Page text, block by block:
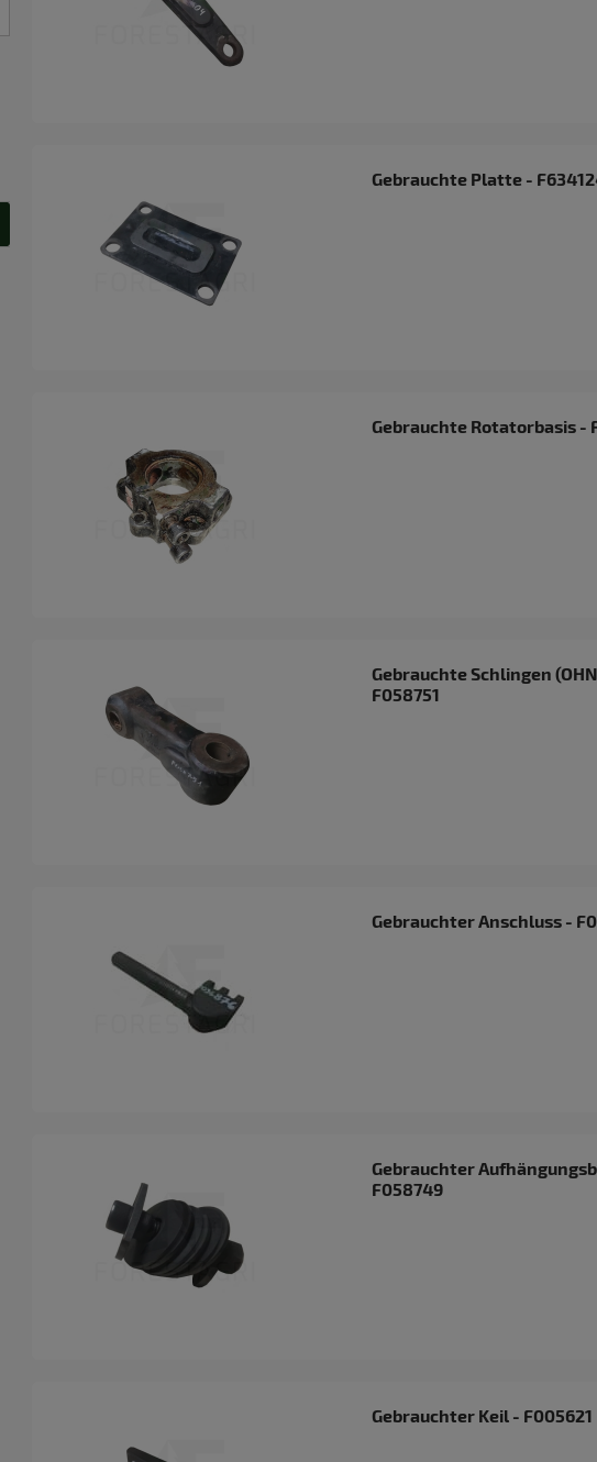
Gebrauchte Platte -
Gebrauchte Rotatorbasis -
Gebrauchte Schlingen
F058751
Gebrauchter Anschluss -
Gebrauchter
F058749
Gebrauchter Keil - F005621